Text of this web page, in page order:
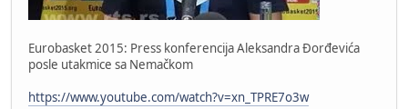
Eurobasket 2015: Press konferencija Aleksandra Đorđevića
posle utakmice sa Nemačkom
https://www.youtube.com/watch?v=xn_TPRE7o3w